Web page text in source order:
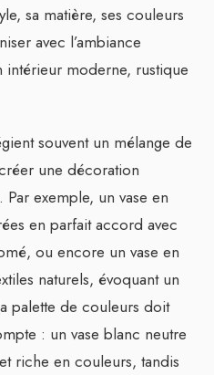
sa matière, ses couleurs
avec l’ambiance
intérieur moderne, rustique
souvent un mélange de
une décoration
exemple, un vase en
en parfait accord avec
ou encore un vase en
naturels, évoquant un
palette de couleurs doit
: un vase blanc neutre
riche en couleurs, tandis